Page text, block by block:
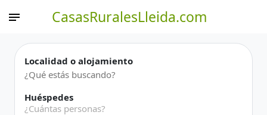
CasasRuralesLleida.com
Localidad o alojamiento
Huéspedes
¿Cuántas personas?